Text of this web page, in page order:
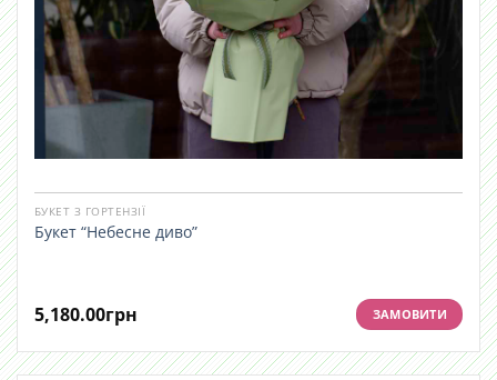
БУКЕТ З ГОРТЕНЗІЇ
Букет “Небесне диво”
5,180.00грн ЗАМОВИТИ